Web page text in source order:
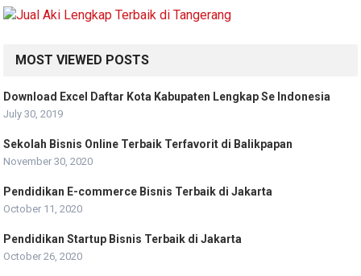
MOST VIEWED POSTS
Download Excel Daftar Kota Kabupaten Lengkap Se Indonesia
July 30, 2019
Sekolah Bisnis Online Terbaik Terfavorit di Balikpapan
November 30, 2020
Pendidikan E-commerce Bisnis Terbaik di Jakarta
October 11, 2020
Pendidikan Startup Bisnis Terbaik di Jakarta
October 26, 2020